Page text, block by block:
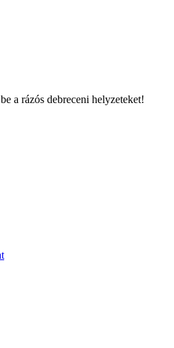
a rázós debreceni helyzeteket!